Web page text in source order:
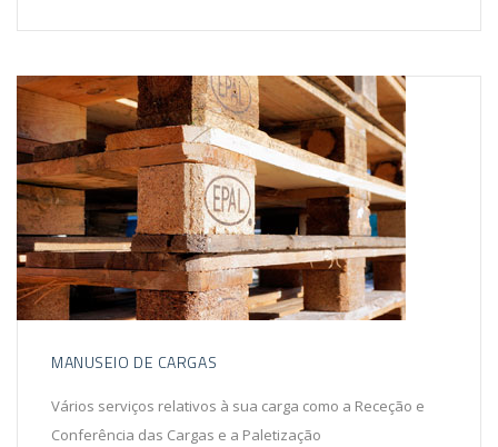
MANUSEIO DE CARGAS
Vários serviços relativos à sua carga como a Receção e
Conferência das Cargas e a Paletização